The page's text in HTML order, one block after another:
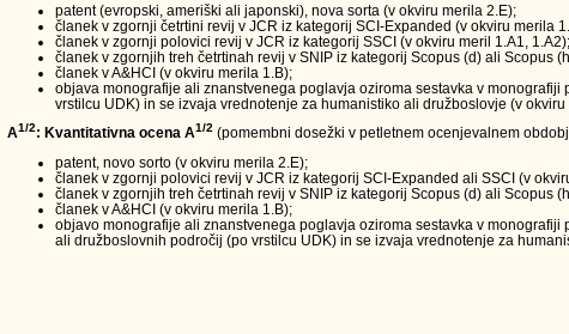
patent (evropski, ameriški ali japonski), nova sorta (v okviru merila 2.E);
članek v zgornji četrtini revij v JCR iz kategorij SCI-Expanded (v okviru merila
članek v zgornji polovici revij v JCR iz kategorij SSCI (v okviru meril 1.A1, 1.A2);
članek v zgornjih treh četrtinah revij v SNIP iz kategorij Scopus (d) ali Scopus
članek v A&HCI (v okviru merila 1.B);
objava monografije ali znanstvenega poglavja oziroma sestavka v
vrstilcu UDK) in se izvaja vrednotenje za humanistiko ali družboslovje (v okviru
A1/2: Kvantitativna ocena A1/2 (pomembni dosežki v petletnem ocenjevalnem
patent, novo sorto (v okviru merila 2.E);
članek v zgornji polovici revij v JCR iz kategorij SCI-Expanded ali SSCI (v
članek v zgornjih treh četrtinah revij v SNIP iz kategorij Scopus (d) ali Scopus
članek v A&HCI (v okviru merila 1.B);
objavo monografije ali znanstvenega poglavja oziroma sestavka v
ali družboslovnih področij (po vrstilcu UDK) in se izvaja vrednotenje za